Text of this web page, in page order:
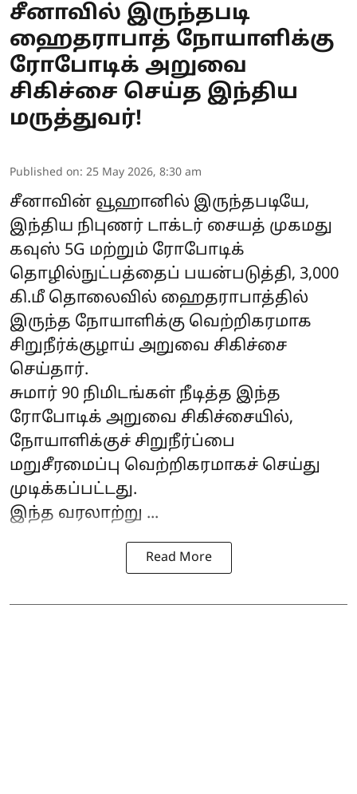
சீனாவில் இருந்தபடி
ஹைதராபாத் நோயாளிக்கு
ரோபோடிக் அறுவை
சிகிச்சை செய்த இந்திய
மருத்துவர்!
Published on: 25 May 2026, 8:30 am
சீனாவின் வூஹானில் இருந்தபடியே,
இந்திய நிபுணர் டாக்டர் சையத் முகமது
கவுஸ் 5G மற்றும் ரோபோடிக்
தொழில்நுட்பத்தைப் பயன்படுத்தி, 3,000
கி.மீ தொலைவில் ஹைதராபாத்தில்
இருந்த நோயாளிக்கு வெற்றிகரமாக
சிறுநீர்க்குழாய் அறுவை சிகிச்சை
செய்தார்.
சுமார் 90 நிமிடங்கள் நீடித்த இந்த
ரோபோடிக் அறுவை சிகிச்சையில்,
நோயாளிக்குச் சிறுநீர்ப்பை
மறுசீரமைப்பு வெற்றிகரமாகச் செய்து
முடிக்கப்பட்டது.
இந்த வரலாற்று ...
Read More